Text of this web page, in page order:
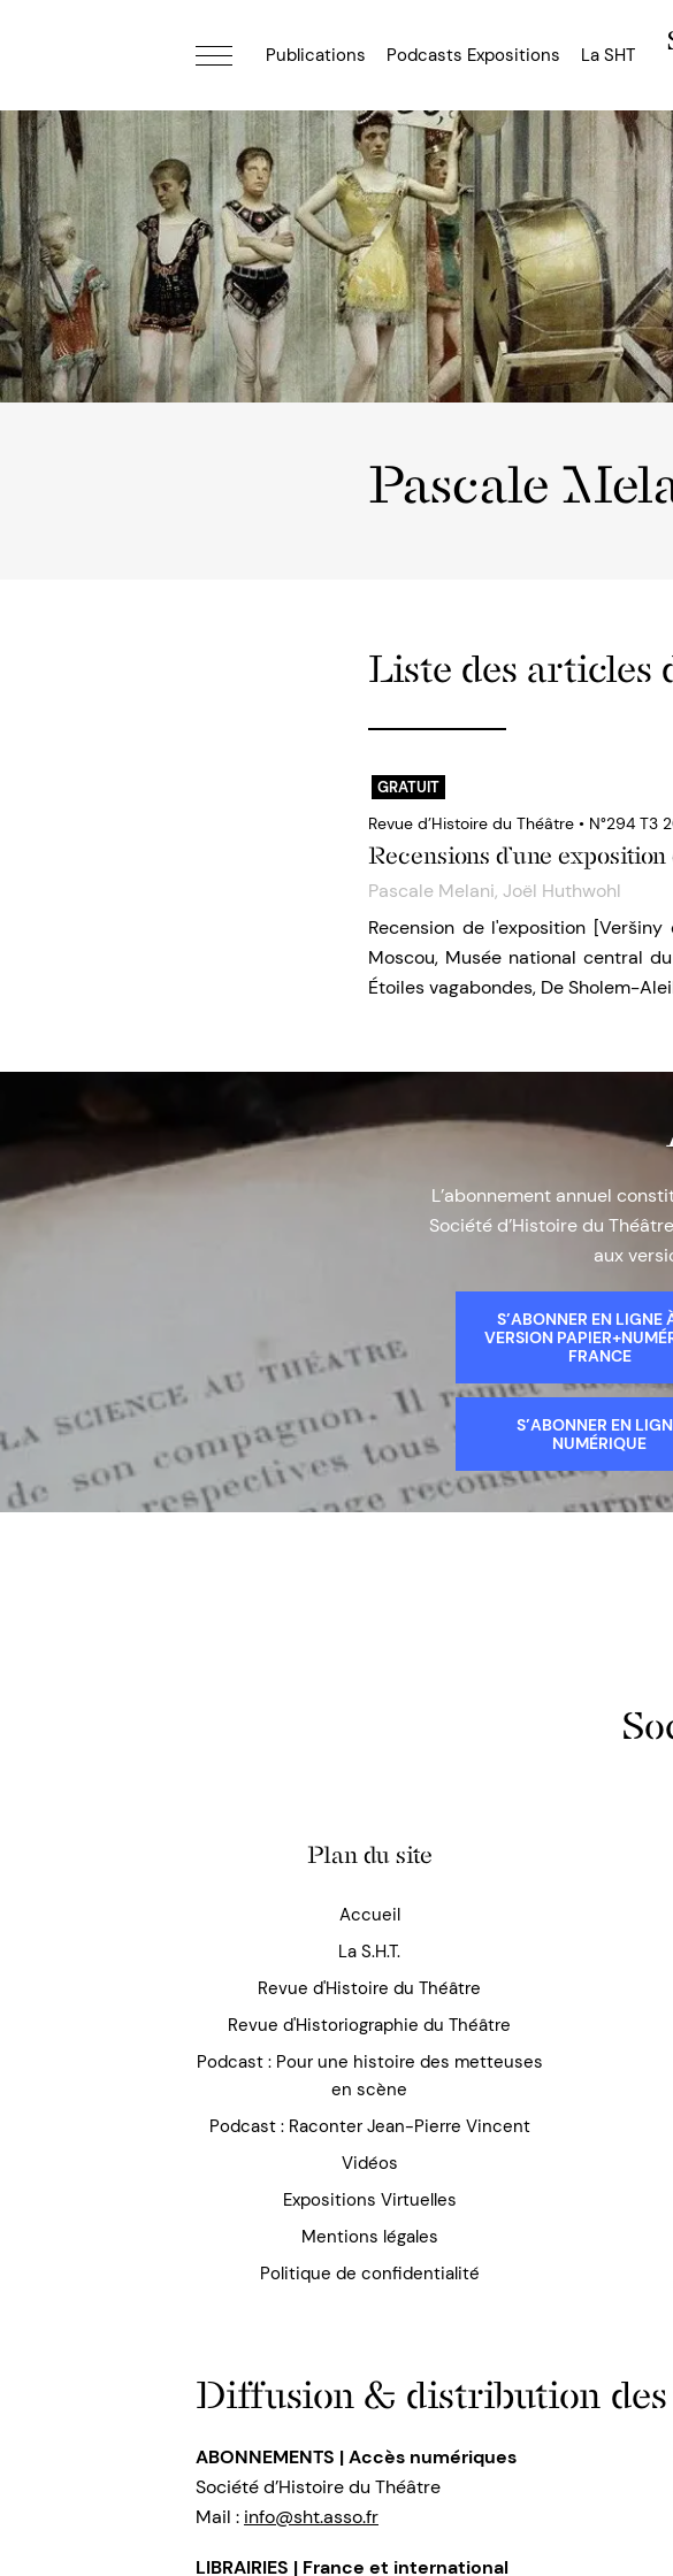
Publications Podcasts Expositions La SHT
Pascale
Liste des articles
GRATUIT
Revue d’Histoire du Théâtre • N°294 T3
Recensions d’une
Pascale Melani, Joël Huthwohl
Recension de l'exposition [Veršiny
Moscou, Musée national central
Étoiles vagabondes, De Sholem-
L’abonnement annuel
Société d’Histoire du
aux
S’ABONNER EN LIGNE
VERSION
FRANCE
S’ABONNER EN
NUMÉRIQUE
Plan du site
Accueil
La S.H.T.
Revue d'Histoire du Théâtre
Revue d'Historiographie du Théâtre
Podcast : Pour une histoire des metteuses
en scène
Podcast : Raconter Jean-Pierre Vincent
Vidéos
Expositions Virtuelles
Mentions légales
Politique de confidentialité
Diffusion & distribution
ABONNEMENTS | Accès numériques
Société d’Histoire du Théâtre
Mail : info@sht.asso.fr
LIBRAIRIES | France et international